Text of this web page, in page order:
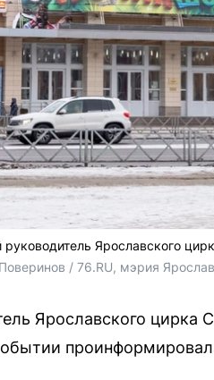
Ярославского
/ 76.RU, мэрия
Ярославского цирка